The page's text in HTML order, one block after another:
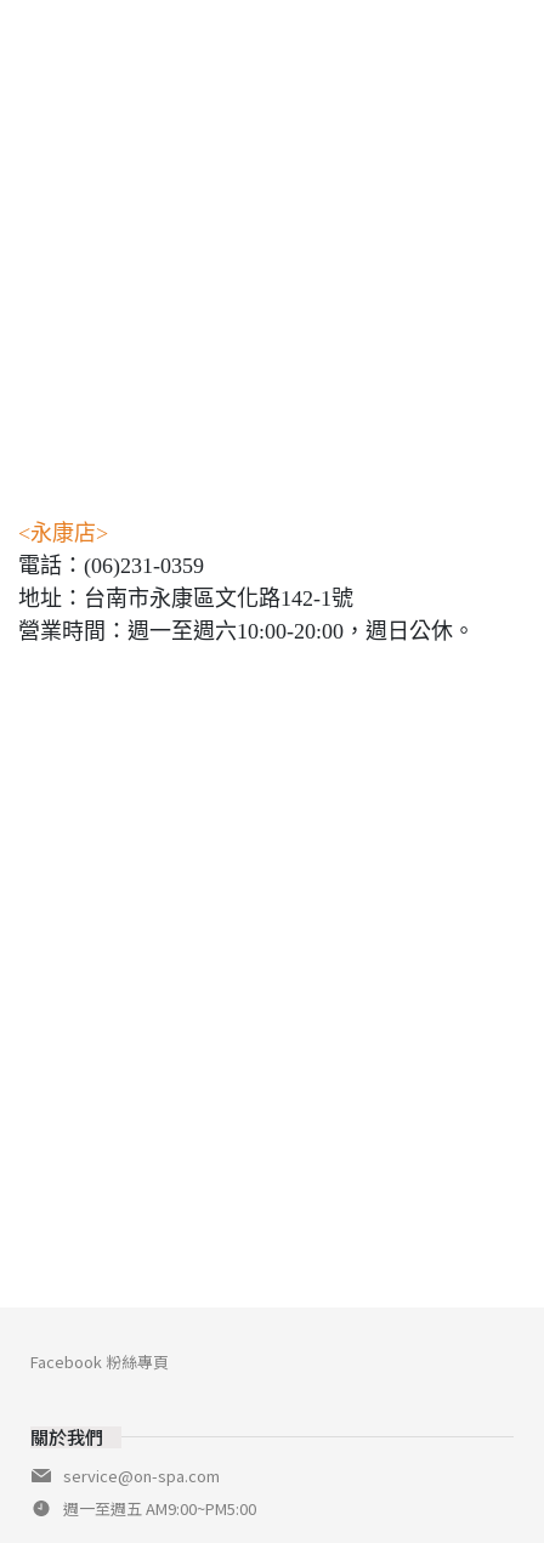
<永康店>
電話：(06)231-0359
地址：台南市永康區文化路142-1號
營業時間：週一至週六10:00-20:00，週日公休。
關於我們
service@on-spa.com
週一至週五 AM9:00~PM5:00
Facebook 粉絲專頁